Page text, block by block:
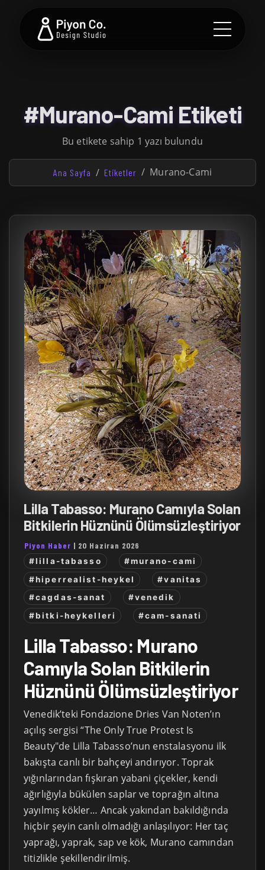
#Murano-Cami Etiketi
Bu etikete sahip 1 yazı bulundu
Ana Sayfa Etiketler Murano-Cami
Lilla Tabasso: Murano Camıyla Solan
Bitkilerin Hüznünü Ölümsüzleştiriyor
Piyon Haber | 20 Haziran 2026
#lilla-tabasso
#murano-cami
#hiperrealist-heykel
#vanitas
#cagdas-sanat
#venedik
#bitki-heykelleri
#cam-sanati
Lilla Tabasso: Murano
Camıyla Solan Bitkilerin
Hüznünü Ölümsüzleştiriyor
Venedik’teki Fondazione Dries Van Noten’ın
açılış sergisi “The Only True Protest Is
Beauty"de Lilla Tabasso’nun enstalasyonu ilk
bakışta canlı bir bahçeyi andırıyor. Toprak
yığınlarından fışkıran yabani çiçekler, kendi
ağırlığıyla bükülen saplar ve toprağın altına
yayılmış kökler… Ancak yakından bakıldığında
hiçbir şeyin canlı olmadığı anlaşılıyor: Her taç
yaprağı, yaprak, sap ve kök, Murano camından
titizlikle şekillendirilmiş.